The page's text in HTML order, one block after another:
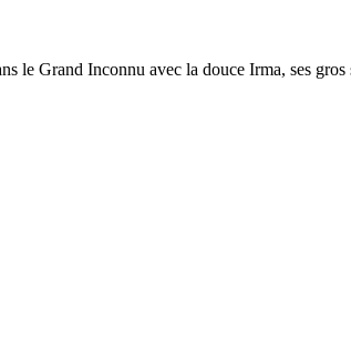
le Grand Inconnu avec la douce Irma, ses gros